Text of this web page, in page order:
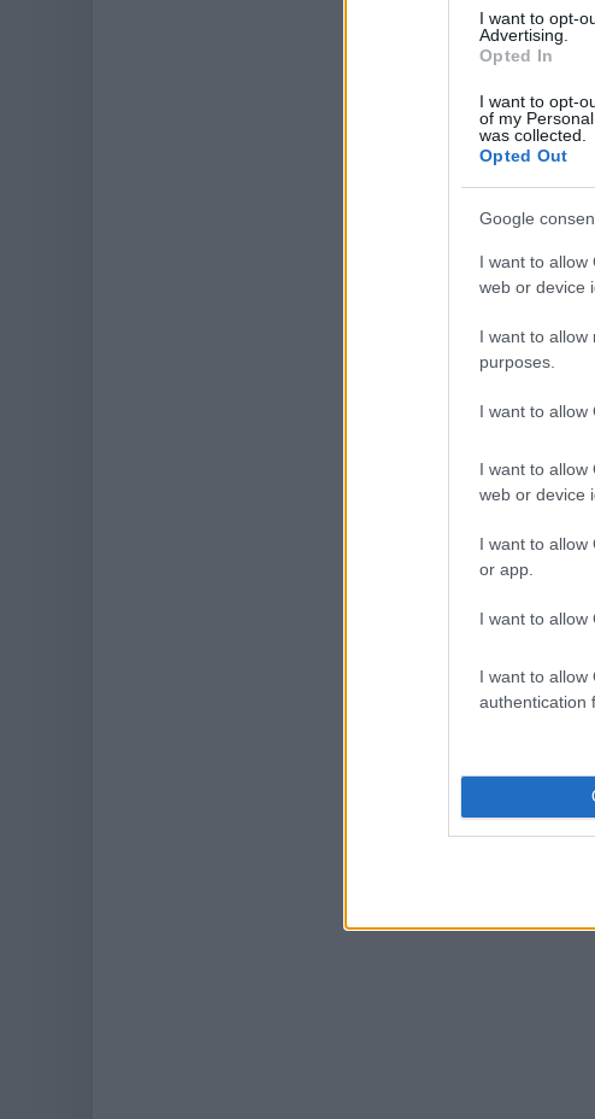
I want to opt-
Advertising.
Opted In
I want to opt-
of my
was collected.
Opted Out
Google
I want to allow
web or device
I want to allow
purposes.
I want to allow
I want to allow
web or device
I want to allow
or app.
I want to allow
I want to allow
authentication